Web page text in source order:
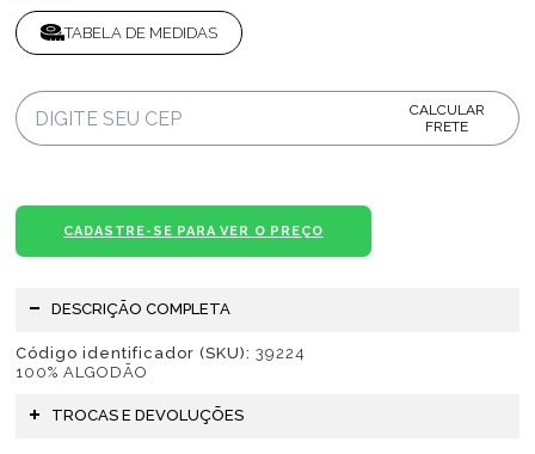
CADASTRE-SE PARA VER O PREÇO
TABELA DE MEDIDAS
CALCULAR
FRETE
DESCRIÇÃO COMPLETA
Código identificador (SKU): 39224
100% ALGODÃO
TROCAS E DEVOLUÇÕES